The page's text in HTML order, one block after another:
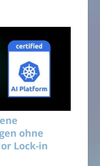
ohne
Lock-in